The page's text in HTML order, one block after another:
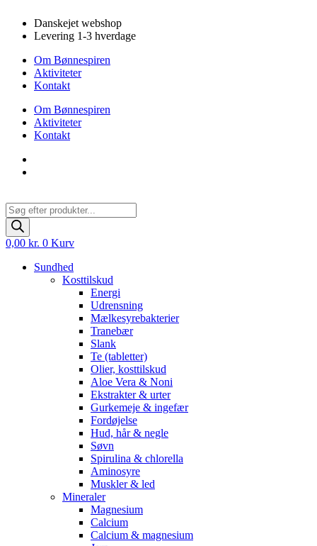
indhold
Danskejet webshop
Levering 1-3 hverdage
Om Bønnespiren
Aktiviteter
Kontakt
Om Bønnespiren
Aktiviteter
Kontakt
Products
search
0,00 kr. 0 Kurv
Sundhed
Kosttilskud
Energi
Udrensning
Mælkesyrebakterier
Tranebær
Slank
Te (tabletter)
Olier, kosttilskud
Aloe Vera & Noni
Ekstrakter & urter
Gurkemeje & ingefær
Fordøjelse
Hud, hår & negle
Søvn
Spirulina & chlorella
Aminosyre
Muskler & led
Mineraler
Magnesium
Calcium
Calcium & magnesium